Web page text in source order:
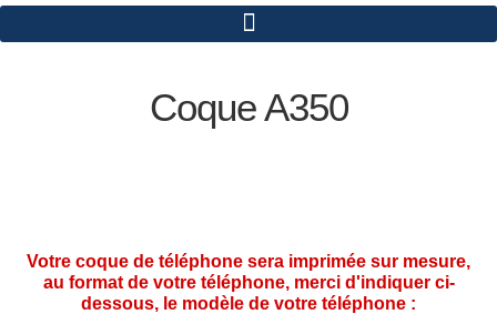
Coque A350
Votre coque de téléphone sera imprimée sur mesure,
au format de votre téléphone, merci d'indiquer ci-
dessous, le modèle de votre téléphone :